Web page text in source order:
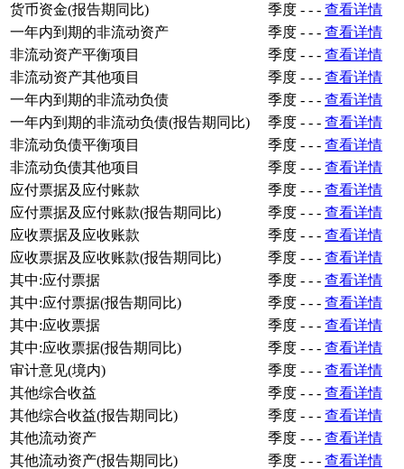
货币资金(报告期同比) 季度 - - - 查看详情
一年内到期的非流动资产
季度 - - - 查看详情
非流动资产平衡项目
季度 - - - 查看详情
非流动资产其他项目
季度 - - - 查看详情
一年内到期的非流动负债
季度 - - - 查看详情
一年内到期的非流动负债(报告期同比)
季度 - - - 查看详情
非流动负债平衡项目
季度 - - - 查看详情
非流动负债其他项目
季度 - - - 查看详情
应付票据及应付账款
季度 - - - 查看详情
应付票据及应付账款(报告期同比)
季度 - - - 查看详情
应收票据及应收账款
季度 - - - 查看详情
应收票据及应收账款(报告期同比)
季度 - - - 查看详情
其中:应付票据
季度 - - - 查看详情
其中:应付票据(报告期同比)
季度 - - - 查看详情
其中:应收票据
季度 - - - 查看详情
其中:应收票据(报告期同比)
季度 - - - 查看详情
审计意见(境内)
季度 - - - 查看详情
其他综合收益
季度 - - - 查看详情
其他综合收益(报告期同比)
季度 - - - 查看详情
其他流动资产
季度 - - - 查看详情
其他流动资产(报告期同比)
季度 - - - 查看详情